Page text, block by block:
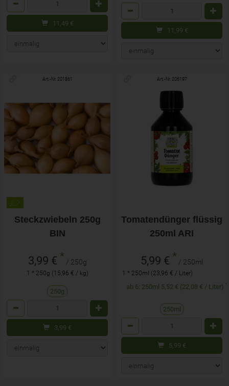
11,49 €
11,99 €
Art.-Nr. 201861
Steckzwiebeln 250g
BIN
3,99 € * / 250g
1 * 250g (15,96 € / kg)
250g
3,99 €
Art.-Nr. 206197
Tomatendünger flüssig
250ml ARI
5,99 € * / 250ml
1 * 250ml (23,96 € / Liter)
ab 6: 250ml 5,52 € (22,08 € / Liter)
250ml
5,99 €